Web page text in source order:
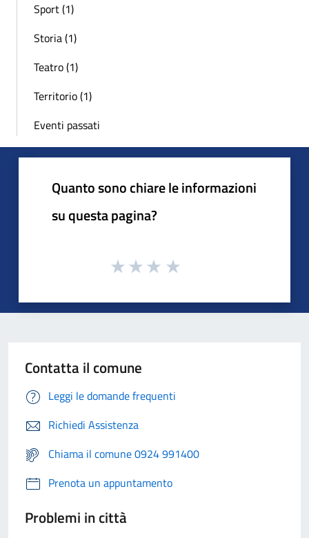
Sport (1)
Storia (1)
Teatro (1)
Territorio (1)
Eventi passati
Quanto sono chiare le informazioni
su questa pagina?
Contatta il comune
Leggi le domande frequenti
Richiedi Assistenza
Chiama il comune 0924 991400
Prenota un appuntamento
Problemi in città